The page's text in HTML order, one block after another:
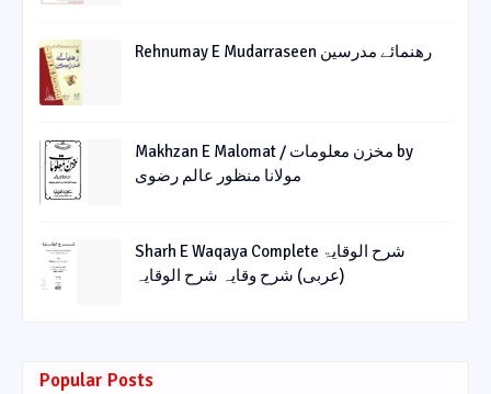
Rehnumay E Mudarraseen رهنمائے مدرسین
Makhzan E Malomat / مخزن معلومات by
مولانا منظور عالم رضوی
Sharh E Waqaya Complete شرح الوقایۃ
(عربی) شرح وقایہ شرح الوقایہ
Popular Posts